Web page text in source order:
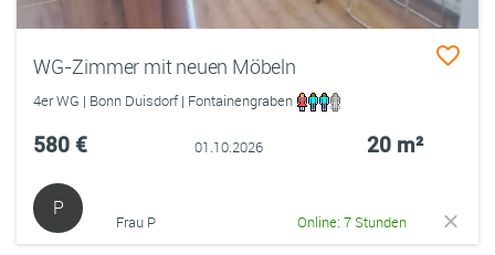
WG-Zimmer mit neuen Möbeln
4er WG | Bonn Duisdorf | Fontainengraben
580 € 01.10.2026 20 m²
P
Frau P Online: 7 Stunden